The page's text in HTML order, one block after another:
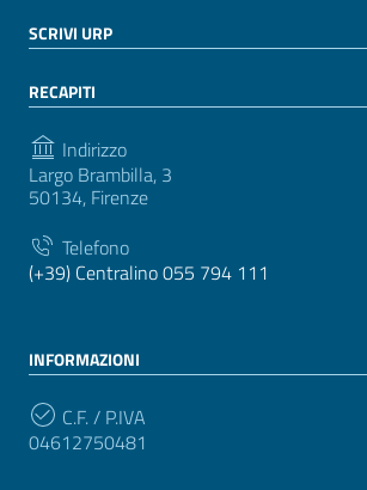
SCRIVI URP
RECAPITI
Indirizzo
Largo Brambilla, 3
50134, Firenze
Telefono
(+39) Centralino 055 794 111
INFORMAZIONI
C.F. / P.IVA
04612750481